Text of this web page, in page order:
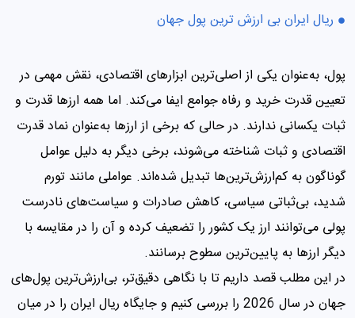
ریال ایران بی ارزش ترین پول جهان
پول، به‌عنوان یکی از اصلی‌ترین ابزارهای اقتصادی، نقش مهمی در
تعیین قدرت خرید و رفاه جوامع ایفا می‌کند. اما همه ارزها قدرت و
ثبات یکسانی ندارند. در حالی که برخی از ارزها به‌عنوان نماد قدرت
اقتصادی و ثبات شناخته می‌شوند، برخی دیگر به دلیل عوامل
گوناگون به کم‌ارزش‌ترین‌ها تبدیل شده‌اند. عواملی مانند تورم
شدید، بی‌ثباتی سیاسی، کاهش صادرات و سیاست‌های نادرست
پولی می‌توانند ارز یک کشور را تضعیف کرده و آن را در مقایسه با
دیگر ارزها به پایین‌ترین سطوح برسانند.
در این مطلب قصد داریم تا با نگاهی دقیق‌تر، بی‌ارزش‌ترین پول‌های
جهان در سال 2026 را بررسی کنیم و جایگاه ریال ایران را در میان